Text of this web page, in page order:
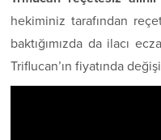
hekiminiz tarafından
baktığımızda da ilacı
Triflucan’ın fiyatında